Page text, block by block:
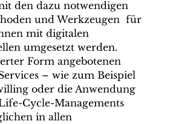
den dazu notwendigen
und Werkzeugen für
mit digitalen
umgesetzt werden.
Form angebotenen
– wie zum Beispiel
oder die Anwendung
Cycle-Managements
in allen